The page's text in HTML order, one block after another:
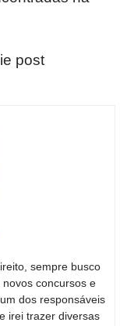
post
sempre busco
concursos e
dos responsáveis
irei trazer diversas